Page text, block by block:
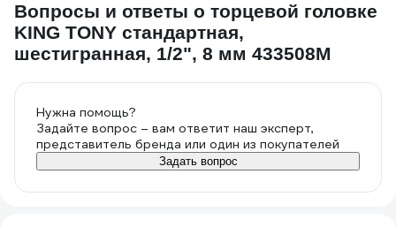
Вопросы и ответы о торцевой головке
KING TONY стандартная,
шестигранная, 1/2", 8 мм 433508M
Нужна помощь?
Задайте вопрос – вам ответит наш эксперт,
представитель бренда или один из покупателей
Задать вопрос